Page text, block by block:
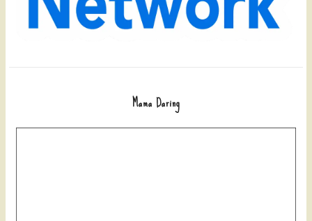
Mama Daring